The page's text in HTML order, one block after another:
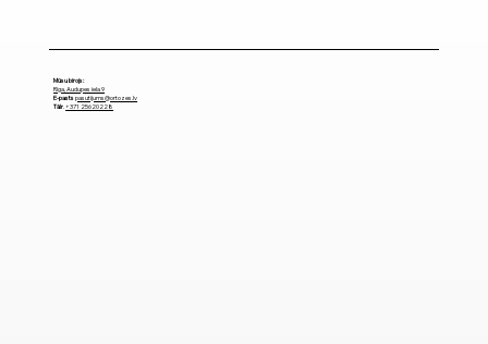
Mūsu birojs:
Rīga, Audupes iela 9
E-pasts pasutijums@ortozes.lv
Tālr .+371 25620228